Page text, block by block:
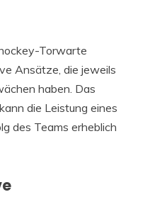
Torwarte
Ansätze, die jeweils
haben. Das
die Leistung eines
des Teams erheblich